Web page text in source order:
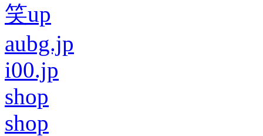
笑up
aubg.jp
i00.jp
shop
shop